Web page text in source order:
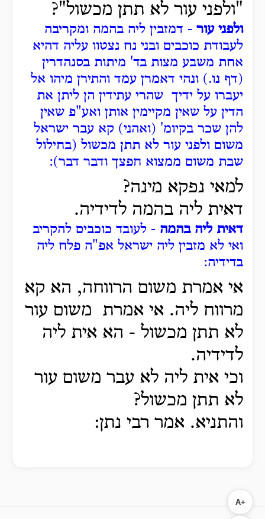
"ולפני עור לא תתן מכשול"?
ולפני עור - דמזבין ליה בהמה ומקריבה
לעבודת כוכבים ובני נח נצטוו עליה דהיא
אחת משבע מצות בד' מיתות בסנהדרין
(דף נו.) ונהי דאמרן עמד והתירן מיהו אל
יעברו על ידיך שהרי עתידין הן ליתן את
הדין על שאין מקיימין אותן ואע"פ שאין
להן שכר בקיומ' (ואהני) קא עבר ישראל
משום ולפני עור לא תתן מכשול (בחילול
שבת משום ממצוא חפצך ודבר דבר):
למאי נפקא מינה?
דאית ליה בהמה לדידיה.
דאית ליה בהמה - לעובד כוכבים להקריב
ואי לא מזבין ליה ישראל אפ"ה פלח ליה
בדידיה:
אי אמרת משום הרווחה, הא קא
מרווח ליה. אי אמרת משום עור
לא תתן מכשול - הא אית ליה
לדידיה.
וכי אית ליה לא עבר משום עור
לא תתן מכשול?
והתניא. אמר רבי נתן:
A+